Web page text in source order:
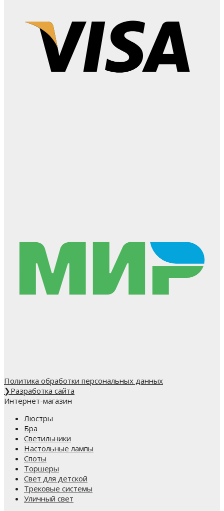
Политика обработки персональных данных
❯Разработка сайта
Интернет-магазин
Люстры
Бра
Светильники
Настольные лампы
Споты
Торшеры
Свет для детской
Трековые системы
Уличный свет